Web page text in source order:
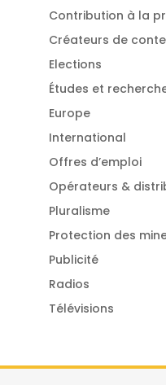
Contribution à la
Créateurs de
Elections
Études et
Europe
International
Offres d’emploi
Opérateurs &
Pluralisme
Protection des
Publicité
Radios
Télévisions